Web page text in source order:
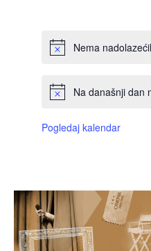
Nema
Na današnji dan
Pogledaj kalendar